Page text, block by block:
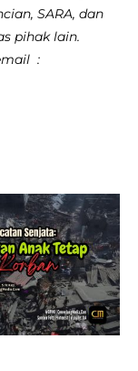
SARA, dan
pihak lain.
: